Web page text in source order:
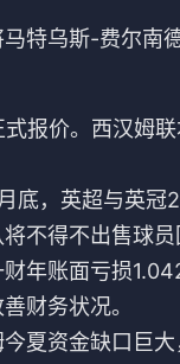
英超
意甲
德甲
法甲
马特乌斯-费尔
报价。西汉姆
底，英超与英
不得不出售球
年账面亏损
财务状况。
夏资金缺口巨